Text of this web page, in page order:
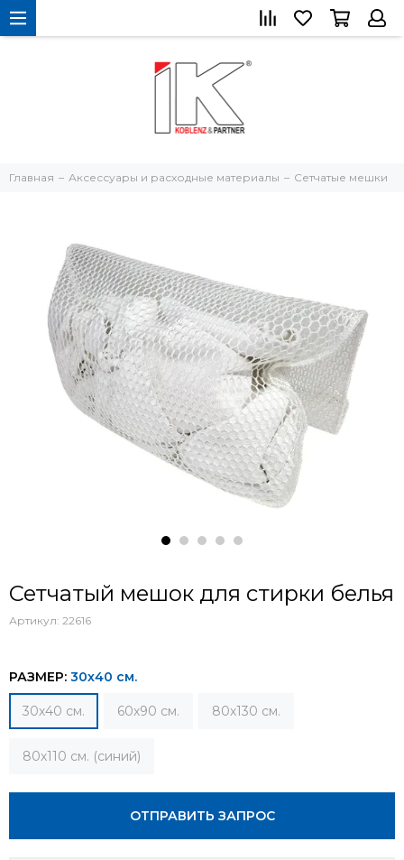
Главная Аксессуары и расходные материалы Сетчатые мешки
Сетчатый мешок для стирки белья
Артикул: 22616
РАЗМЕР: 30х40 см.
30х40 см. 60х90 см. 80х130 см.
80х110 см. (синий)
ОТПРАВИТЬ ЗАПРОС